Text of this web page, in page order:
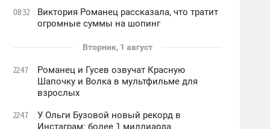
08:32
Виктория Романец рассказала, что тратит
огромные суммы на шопинг
Вторник, 1 август
22:47
Романец и Гусев озвучат Красную
Шапочку и Волка в мультфильме для
взрослых
22:47
У Ольги Бузовой новый рекорд в
Инстаграм: более 1 миллиарда